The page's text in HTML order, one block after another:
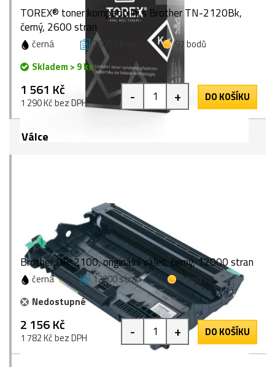
TOREX® toner kompatibilní s Brother TN-2120Bk,
černý, 2600 stran
černá 2600 stran
97 bodů
Skladem > 9 ks
1 561 Kč
1 290 Kč bez DPH - + DO KOŠÍKU
Válce
Brother DR-2100, originální válec, černý, 12000 stran
černá 12000 stran
1 bod
Nedostupné
2 156 Kč
1 782 Kč bez DPH - + DO KOŠÍKU